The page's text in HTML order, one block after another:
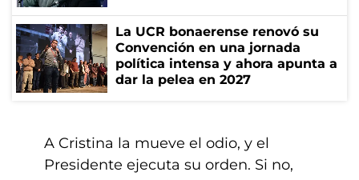
La UCR bonaerense renovó su
Convención en una jornada
política intensa y ahora apunta a
dar la pelea en 2027
A Cristina la mueve el odio, y el
Presidente ejecuta su orden. Si no,